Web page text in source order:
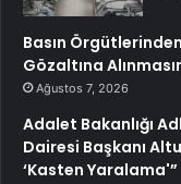
Basın
Gözaltına
Ağustos 7, 2026
Adalet Bakanlığı
Dairesi Başkanı
‘Kasten Yaralama'”